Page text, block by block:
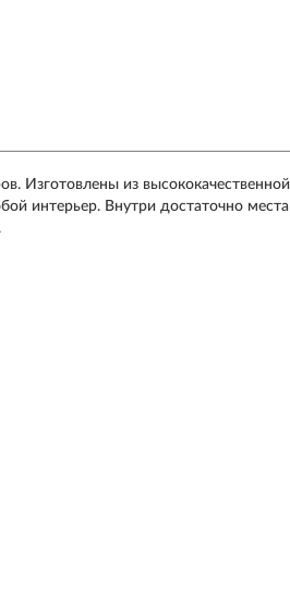
Изготовлены из
интерьер. Внутри достаточно